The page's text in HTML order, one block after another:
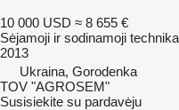
10 000 USD ≈ 8 655 €
Sėjamoji ir sodinamoji
2013
Ukraina, Gorodenka
TOV "AGROSEM"
Susisiekite su pardavėju